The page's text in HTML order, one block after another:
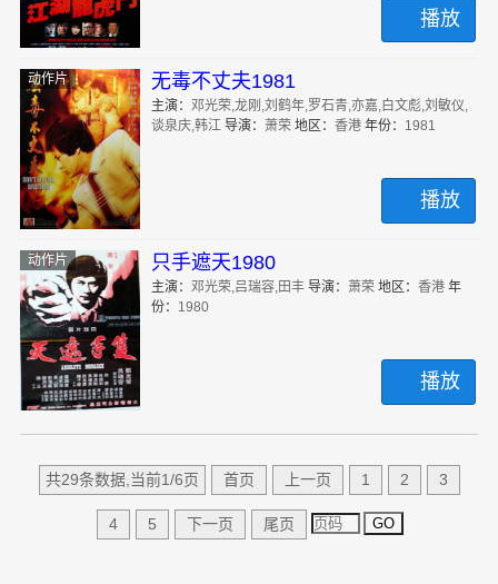
播放
动作片 无毒不丈夫1981
主演： 邓光荣,龙刚,刘鹤年,罗石青,亦嘉,白文彪,刘敏仪,
谈泉庆,韩江 导演： 萧荣 地区： 香港 年份： 1981
播放
动作片 只手遮天1980
主演： 邓光荣,吕瑞容,田丰 导演： 萧荣 地区： 香港 年
份：
1980
播放
共29条数据,当前1/6页 首页 上一页 1 2 3
4 5 下一页 尾页 GO